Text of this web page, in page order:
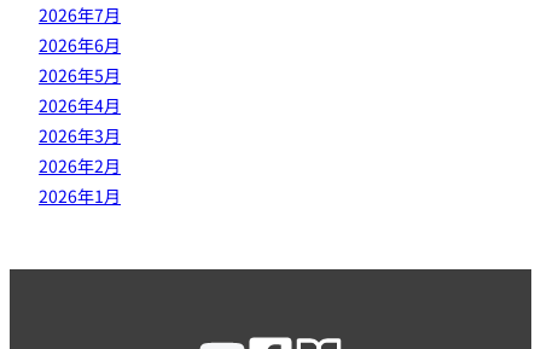
2026年7月
2026年6月
2026年5月
2026年4月
2026年3月
2026年2月
2026年1月